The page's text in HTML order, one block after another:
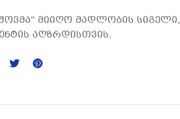
მიიღო მადლობის სიგელი,
აღზრდისთვის.